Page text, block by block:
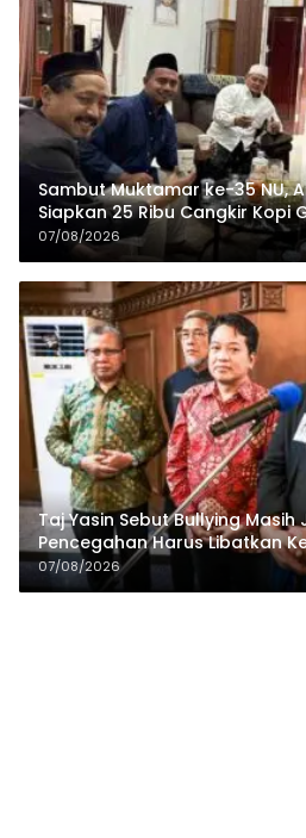
Sambut Muktamar ke-35 NU,
Siapkan 25 Ribu Cangkir Kopi
07/08/2026
Taj Yasin Sebut Bullying Masih
Pencegahan Harus Libatkan
Pesantren
07/08/2026